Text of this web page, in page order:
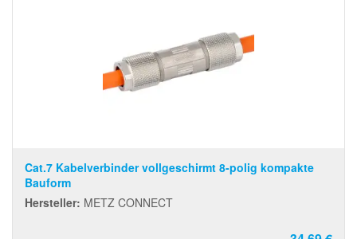
Cat.7 Kabelverbinder vollgeschirmt 8-polig kompakte
Bauform
Hersteller: METZ CONNECT